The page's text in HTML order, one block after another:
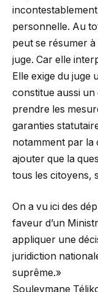
personnelle. Au
peut se résumer
juge. Car elle
Elle exige du juge
constitue aussi un
prendre les
garanties
notamment par la
ajouter que la
tous les citoyens,
On a vu ici des
faveur d’un
appliquer une
juridiction
suprême.»
Souleymane